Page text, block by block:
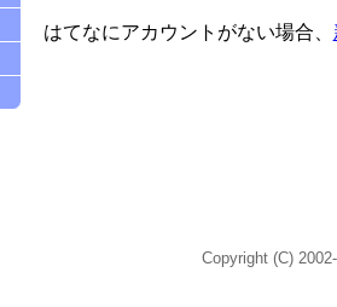
はてなにアカウントがない場合、
Copyright (C)